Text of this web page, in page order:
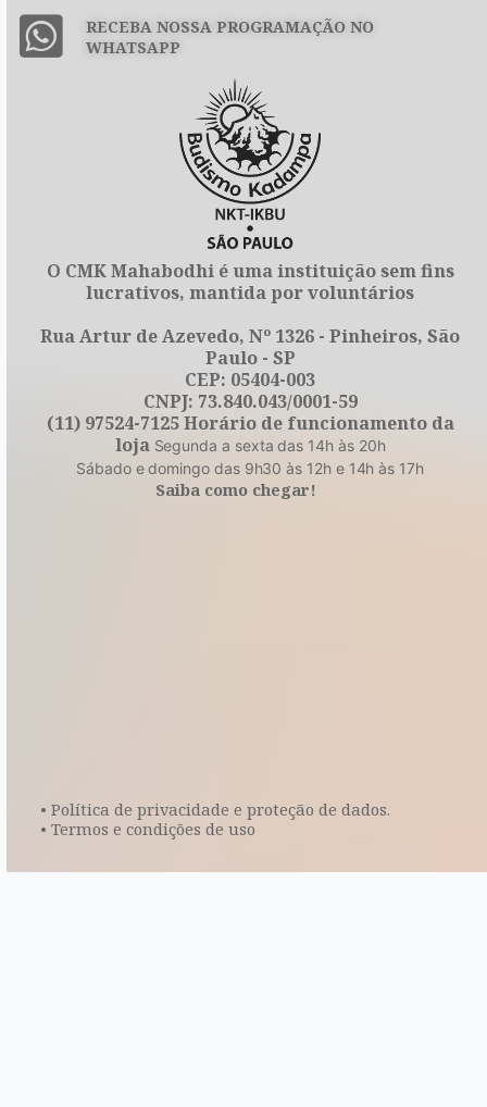
RECEBA NOSSA PROGRAMAÇÃO NO
WHATSAPP
O CMK Mahabodhi é uma instituição sem fins
lucrativos, mantida por voluntários
Rua Artur de Azevedo, Nº 1326 - Pinheiros, São
Paulo - SP
CEP: 05404-003
CNPJ: 73.840.043/0001-59
(11) 97524-7125 Horário de funcionamento da
loja Segunda a sexta das 14h às 20h
Sábado e domingo das 9h30 às 12h e 14h às 17h
Saiba como chegar!
• Política de privacidade e proteção de dados.
• Termos e condições de uso